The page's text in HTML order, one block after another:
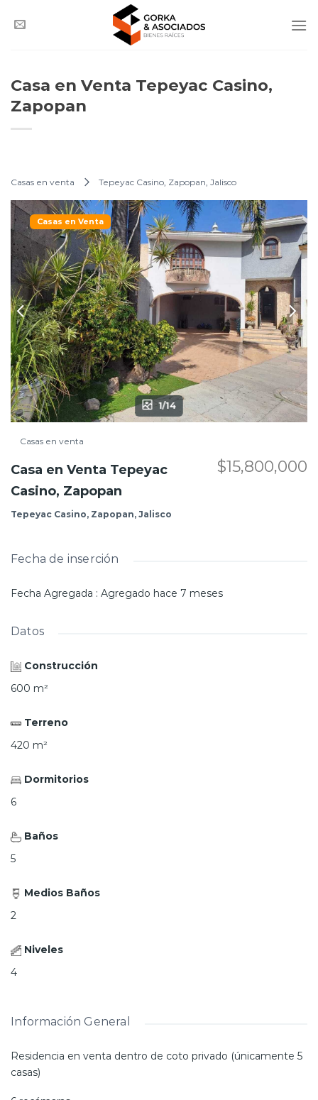
Casa en Venta Tepeyac Casino,
Zapopan
Casas en venta Tepeyac Casino, Zapopan, Jalisco
Casas en Venta
1/14
Casas en venta
Casa en Venta Tepeyac
Casino, Zapopan
Tepeyac Casino, Zapopan, Jalisco
$15,800,000
Fecha de inserción
Fecha Agregada : Agregado hace 7 meses
Datos
Construcción
600 m²
Terreno
420 m²
Dormitorios
6
Baños
5
Medios Baños
2
Niveles
4
Información General
Residencia en venta dentro de coto privado (únicamente 5
casas)